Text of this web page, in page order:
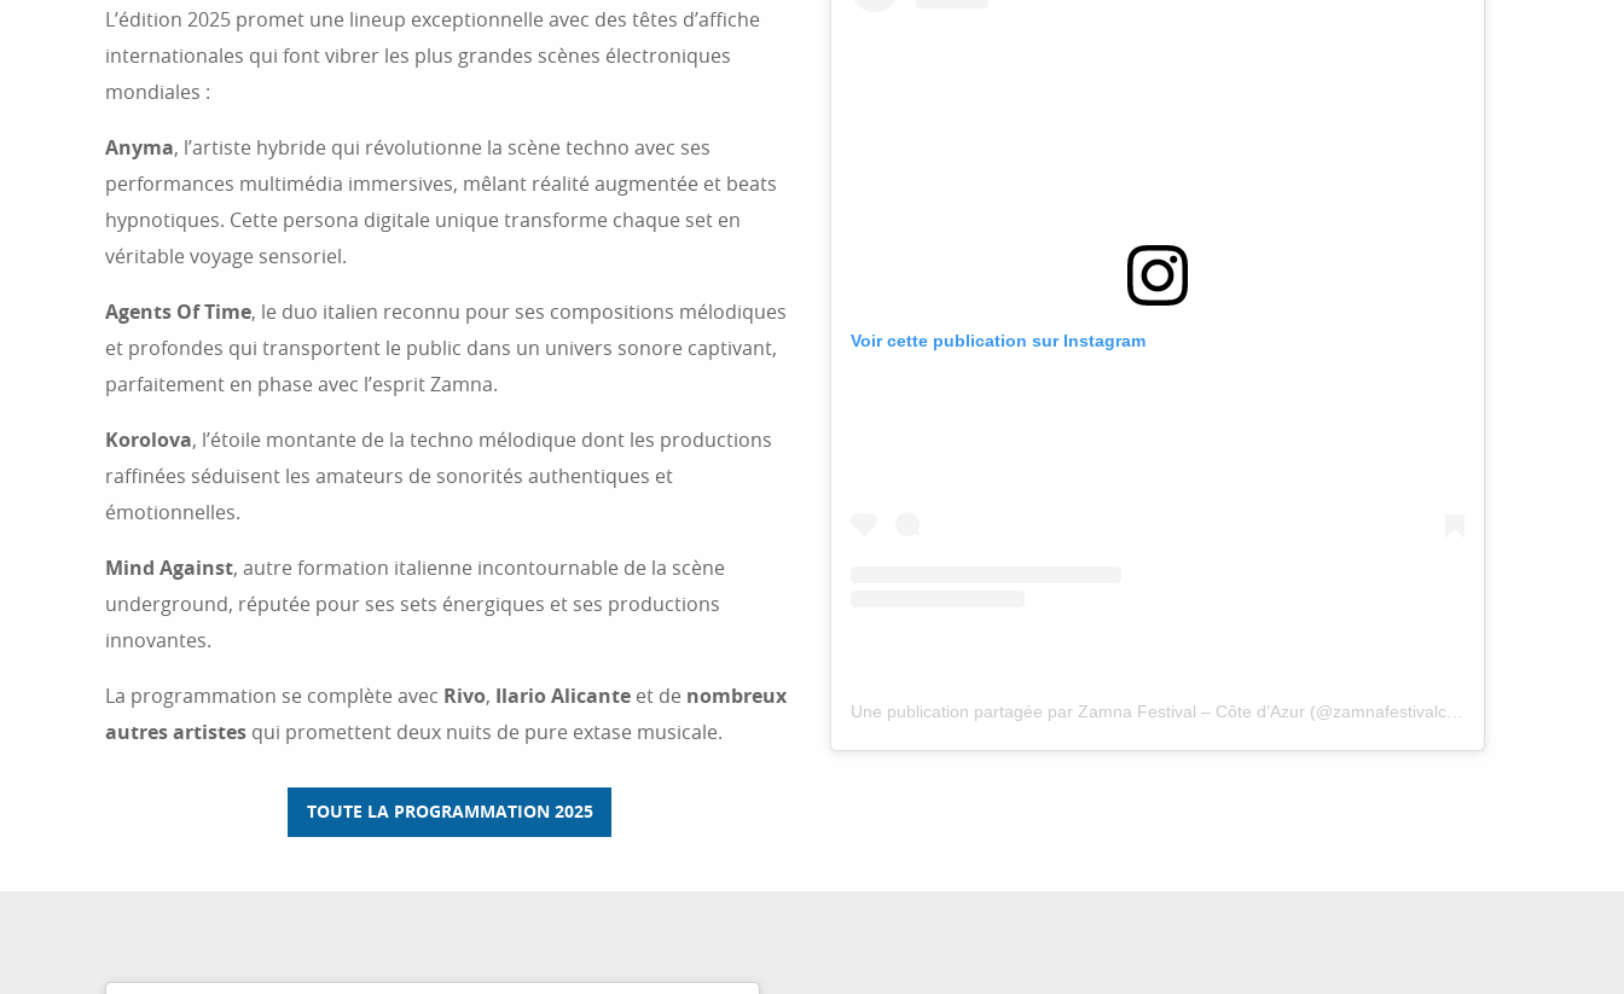
L’édition 2025 promet une lineup exceptionnelle avec des têtes d’affiche
internationales qui font vibrer les plus grandes scènes électroniques
mondiales :
Anyma, l’artiste hybride qui révolutionne la scène techno avec ses
performances multimédia immersives, mêlant réalité augmentée et beats
hypnotiques. Cette persona digitale unique transforme chaque set en
véritable voyage sensoriel.
Agents Of Time, le duo italien reconnu pour ses compositions mélodiques
et profondes qui transportent le public dans un univers sonore captivant,
parfaitement en phase avec l’esprit Zamna.
Korolova, l’étoile montante de la techno mélodique dont les productions
raffinées séduisent les amateurs de sonorités authentiques et
émotionnelles.
Mind Against, autre formation italienne incontournable de la scène
underground, réputée pour ses sets énergiques et ses productions
innovantes.
La programmation se complète avec Rivo, Ilario Alicante et de nombreux
autres artistes qui promettent deux nuits de pure extase musicale.
TOUTE LA PROGRAMMATION 2025
Voir cette publication sur Instagram